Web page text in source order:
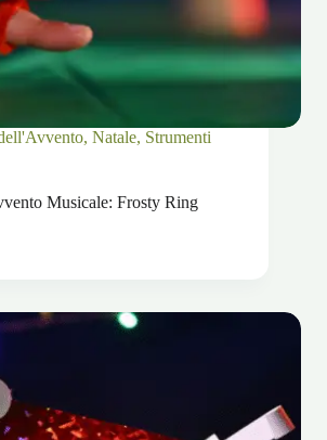
, Natale, Strumenti
Musicale: Frosty Ring